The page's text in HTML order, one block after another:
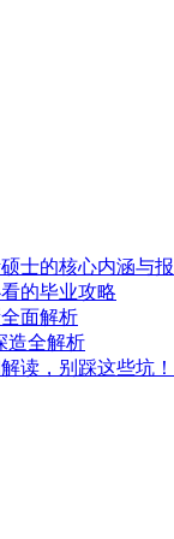
士的核心内涵与
的毕业攻略
面解析
造全解析
读，别踩这些坑！